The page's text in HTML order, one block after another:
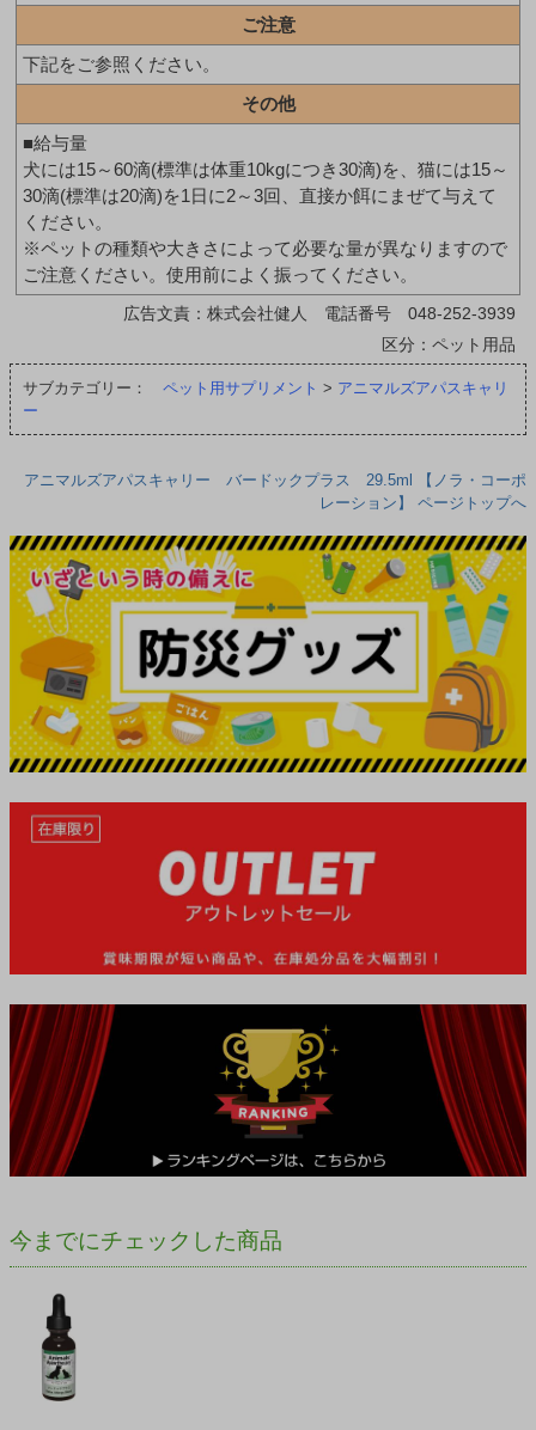
ご注意
下記をご参照ください。
その他
■給与量
犬には15～60滴(標準は体重10kgにつき30滴)を、猫には15～
30滴(標準は20滴)を1日に2～3回、直接か餌にまぜて与えて
ください。
※ペットの種類や大きさによって必要な量が異なりますので
ご注意ください。使用前によく振ってください。
広告文責：株式会社健人 電話番号 048-252-3939
区分：ペット用品
サブカテゴリー： ペット用サプリメント > アニマルズアパスキャリ
ー
アニマルズアパスキャリー バードックプラス 29.5ml 【ノラ・コーポ
レーション】 ページトップへ
今までにチェックした商品